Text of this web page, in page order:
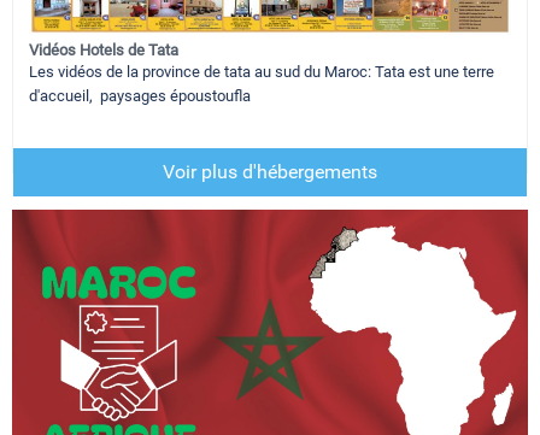
Vidéos Hotels de Tata
Les vidéos de la province de tata au sud du Maroc: Tata est une terre
d'accueil, paysages époustoufla
Voir plus d'hébergements